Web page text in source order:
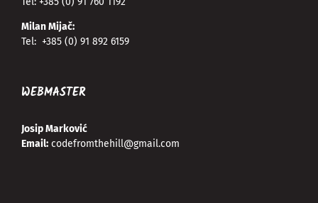
Milan Mijač:
Tel: +385 (0) 91 892 6159
WEBMASTER
Josip Marković
Email: codefromthehill@gmail.com